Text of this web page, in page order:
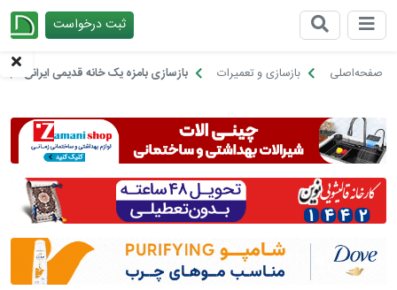
ثبت درخواست
صفحه‌اصلی بازسازی و تعمیرات بازسازی بامزه یک خانه قدیمی ایرانی؛